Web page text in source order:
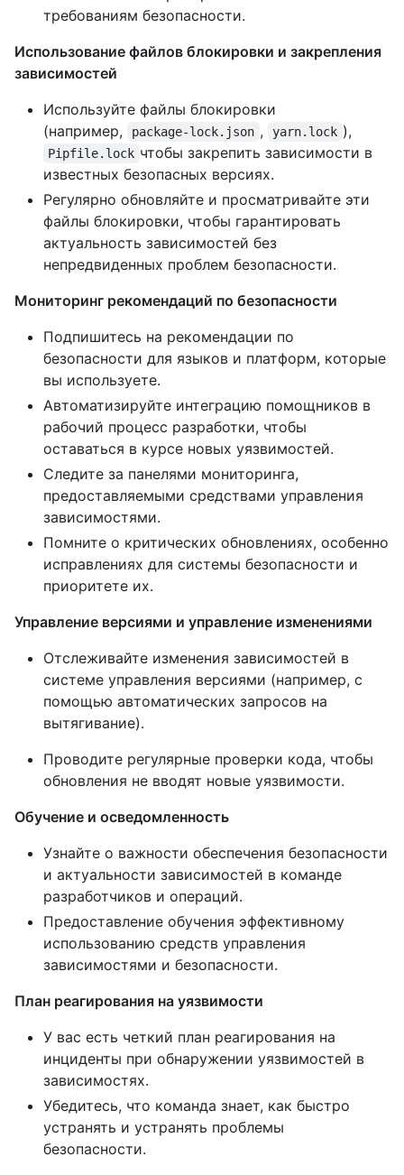
требованиям безопасности.
Использование файлов блокировки и закрепления
зависимостей
Используйте файлы блокировки
(например,
package-lock.json , yarn.lock ),
Pipfile.lock чтобы закрепить зависимости в
известных безопасных версиях.
Регулярно обновляйте и просматривайте эти
файлы блокировки, чтобы гарантировать
актуальность зависимостей без
непредвиденных проблем безопасности.
Мониторинг рекомендаций по безопасности
Подпишитесь на рекомендации по
безопасности для языков и платформ, которые
вы используете.
Автоматизируйте интеграцию помощников в
рабочий процесс разработки, чтобы
оставаться в курсе новых уязвимостей.
Следите за панелями мониторинга,
предоставляемыми средствами управления
зависимостями.
Помните о критических обновлениях, особенно
исправлениях для системы безопасности и
приоритете их.
Управление версиями и управление изменениями
Отслеживайте изменения зависимостей в
системе управления версиями (например, с
помощью автоматических запросов на
вытягивание).
Проводите регулярные проверки кода, чтобы
обновления не вводят новые уязвимости.
Обучение и осведомленность
Узнайте о важности обеспечения безопасности
и актуальности зависимостей в команде
разработчиков и операций.
Предоставление обучения эффективному
использованию средств управления
зависимостями и безопасности.
План реагирования на уязвимости
У вас есть четкий план реагирования на
инциденты при обнаружении уязвимостей в
зависимостях.
Убедитесь, что команда знает, как быстро
устранять и устранять проблемы
безопасности.